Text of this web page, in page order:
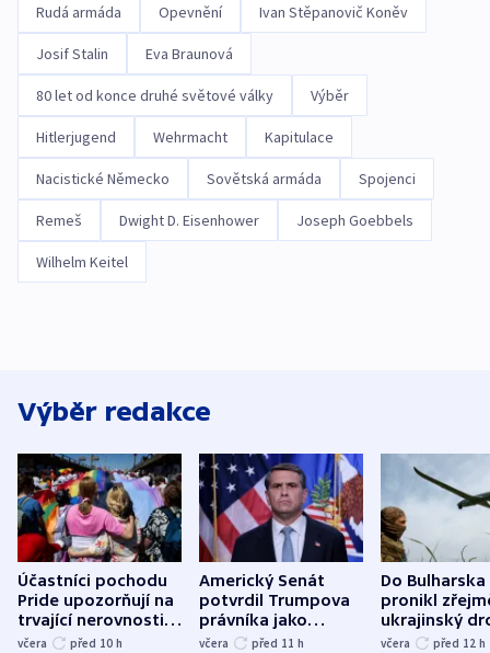
Rudá armáda Opevnění Ivan Stěpanovič Koněv
Josif Stalin Eva Braunová
80 let od konce druhé světové války Výběr
Hitlerjugend Wehrmacht Kapitulace
Nacistické Německo Sovětská armáda Spojenci
Remeš Dwight D. Eisenhower Joseph Goebbels
Wilhelm Keitel
Výběr redakce
Účastníci pochodu
Pride upozorňují na
trvající nerovnosti i
společenskou
včera před 10 h
Americký Senát
potvrdil Trumpova
právníka jako
ministra
včera před 11 h
Do Bulharska
pronikl
ukrajinský
explodoval
včera před 12 h